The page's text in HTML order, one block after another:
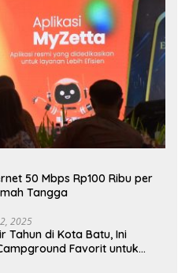
50 Mbps Rp100 Ribu per
Tangga
2025
Tahun di Kota Batu, Ini
Favorit untuk